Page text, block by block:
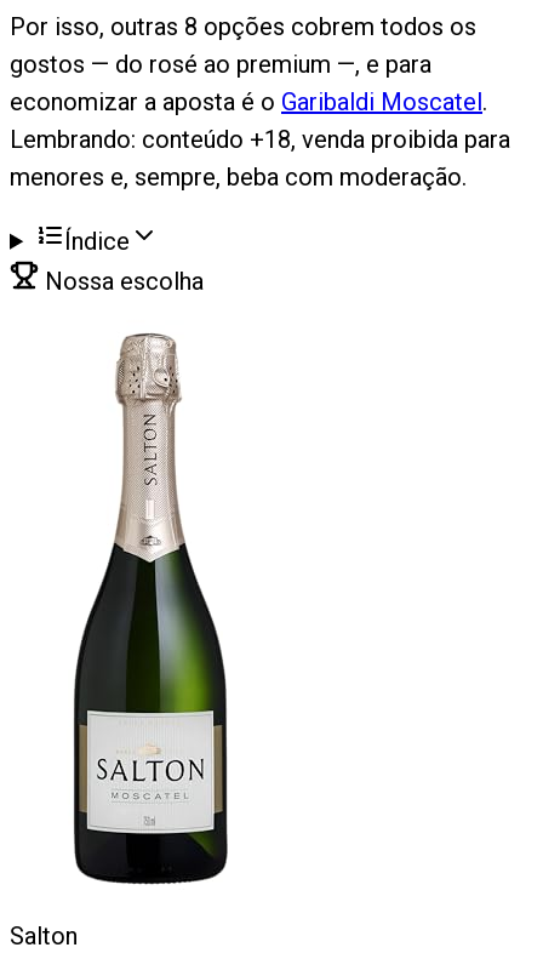
Por isso, outras 8 opções cobrem todos os
gostos — do rosé ao premium —, e para
economizar a aposta é o Garibaldi Moscatel.
Lembrando: conteúdo +18, venda proibida para
menores e, sempre, beba com moderação.
Índice
Nossa escolha
Salton